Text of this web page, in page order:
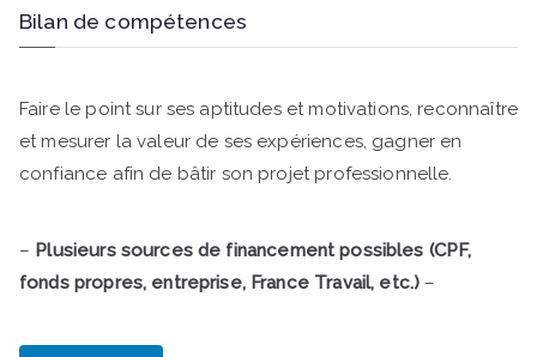
Bilan de compétences
Faire le point sur ses aptitudes et motivations, reconnaître
et mesurer la valeur de ses expériences, gagner en
confiance afin de bâtir son projet professionnelle.
– Plusieurs sources de financement possibles (CPF,
fonds propres, entreprise, France Travail, etc.) –